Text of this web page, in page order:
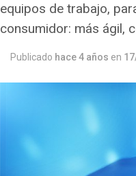
equipos de trabajo,
consumidor: más ágil,
Publicado hace 4 años en